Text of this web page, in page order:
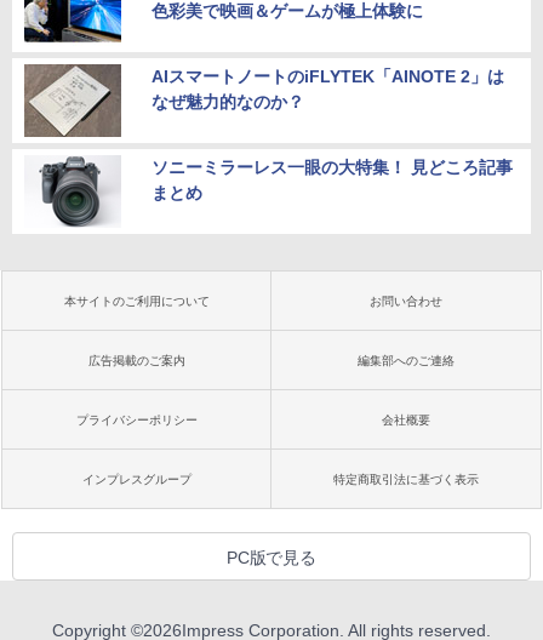
色彩美で映画＆ゲームが極上体験に
AIスマートノートのiFLYTEK「AINOTE 2」は
なぜ魅力的なのか？
ソニーミラーレス一眼の大特集！ 見どころ記事
まとめ
本サイトのご利用について お問い合わせ
広告掲載のご案内 編集部へのご連絡
プライバシーポリシー 会社概要
インプレスグループ 特定商取引法に基づく表示
PC版で見る
Copyright ©2026Impress Corporation. All rights reserved.